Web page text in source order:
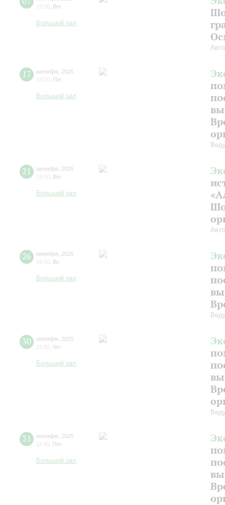
15:00 Вт
Большой зал
17 октября 2025
15:00 Пт
Большой зал
21 октября 2025
15:00 Вт
Большой зал
26 октября 2025
15:00 Вс
Большой зал
30 октября 2025
11:00 Чт
Большой зал
31 октября 2025
11:00 Пт
Большой зал